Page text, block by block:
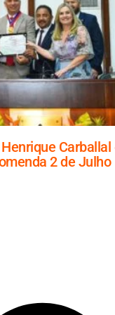
Carballal
2 de Julho